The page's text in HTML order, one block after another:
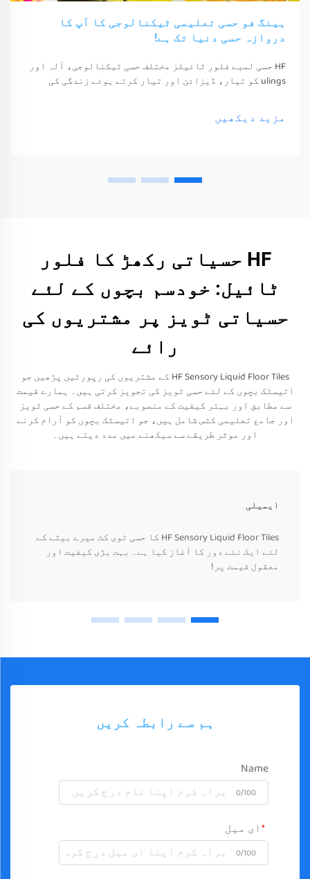
ہینگ فو حسی تعلیمی ٹیکنالوجی کا آپ کا
دروازہ حسی دنیا تک ہے!
HF حسی لمبے فلور ٹائیلز مختلف حسی ٹیکنالوجی، آلہ اور
ulings کو تیار، ڈیزائن اور تیار کرتے ہوئے زندگی کی
مزید دیکھیں
HF حسیاتی رکھڑ کا فلور
ٹائیل: خودسم بچوں کے لئے
حسیاتی ٹویز پر مشتریوں کی
رائے
HF Sensory Liquid Floor Tiles کے مشتریوں کی رپورٹیں پڑھیں جو
اتیسٹک بچوں کے لئے حسی ٹویز کی تجویز کرتی ہیں۔ ہمارے قیمت
سے مطابق اور بہتر کیفیت کے منصوبے، مختلف قسم کے حسی ٹویز
اور جامع تعلیمی کٹس شامل ہیں، جو اتیسٹک بچوں کو آرام کرنے
اور موثر طریقے سے سیکھنے میں مدد دیتے ہیں۔
ایمیلی
HF Sensory Liquid Floor Tiles کا حسی ٹوی کٹ میرے بیٹے کے
لئے ایک نئے دور کا آغاز کیا ہے۔ بہت بڑی کیفیت اور
معقول قیمت پر!
ہم سے رابطہ کریں
Name
0/100
ای میل
0/100